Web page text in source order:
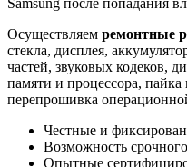
Осуществляем ремонтные
стекла, дисплея,
частей, звуковых кодеков,
памяти и процессора,
перепрошивка
Честные и
Возможность
Опытные